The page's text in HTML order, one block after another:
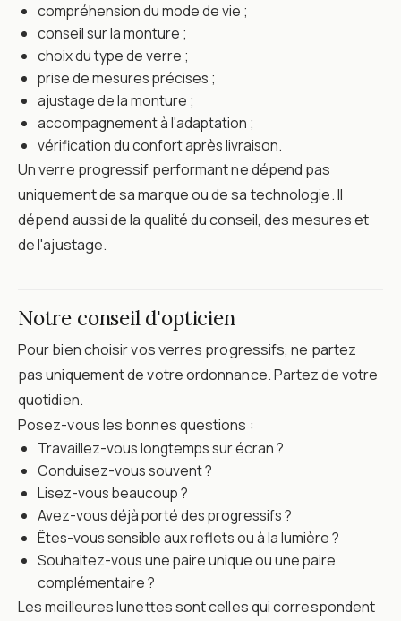
compréhension du mode de vie ;
conseil sur la monture ;
choix du type de verre ;
prise de mesures précises ;
ajustage de la monture ;
accompagnement à l'adaptation ;
vérification du confort après livraison.
Un verre progressif performant ne dépend pas
uniquement de sa marque ou de sa technologie. Il
dépend aussi de la qualité du conseil, des mesures et
de l'ajustage.
Notre conseil d'opticien
Pour bien choisir vos verres progressifs, ne partez
pas uniquement de votre ordonnance. Partez de votre
quotidien.
Posez-vous les bonnes questions :
Travaillez-vous longtemps sur écran ?
Conduisez-vous souvent ?
Lisez-vous beaucoup ?
Avez-vous déjà porté des progressifs ?
Êtes-vous sensible aux reflets ou à la lumière ?
Souhaitez-vous une paire unique ou une paire
complémentaire ?
Les meilleures lunettes sont celles qui correspondent